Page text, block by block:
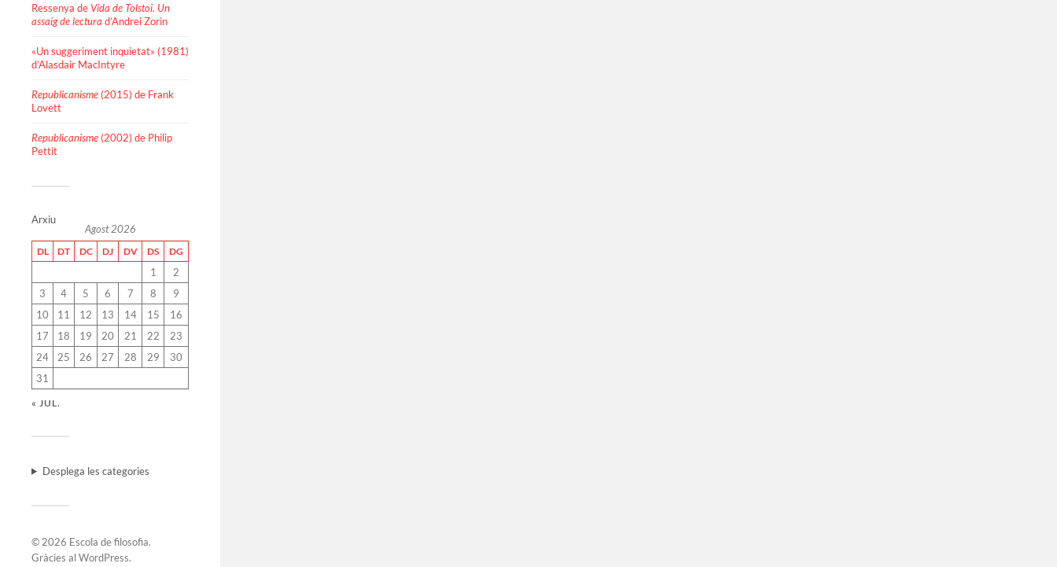
Ressenya de Vida de Tolstoi. Un
assaig de lectura d’Andrei Zorin
«Un suggeriment inquietat» (1981)
d’Alasdair MacIntyre
Republicanisme (2015) de Frank
Lovett
Republicanisme (2002) de Philip
Pettit
Arxiu
Agost 2026
DL DT DC DJ DV DS DG
1
2
3
4 5 6 7 8
9
10
11 12 13 14 15
16
17
18 19 20 21 22
23
24
25 26 27 28 29
30
31
« JUL.
Desplega les categories
© 2026 Escola de filosofia.
Gràcies alWordPress.